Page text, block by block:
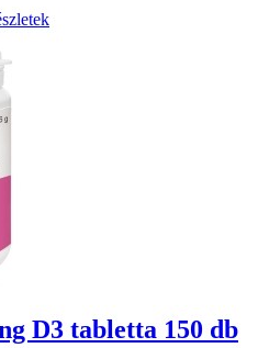
D3 tabletta 150 db